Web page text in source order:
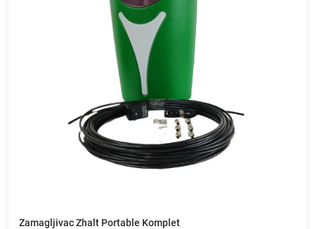
Zamagljivac Zhalt Portable Komplet